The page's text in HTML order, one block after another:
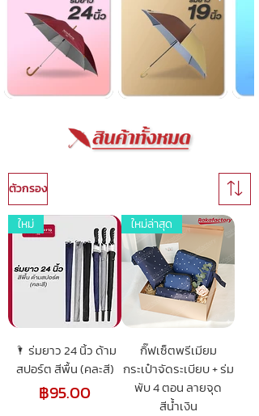
ตัวกรอง
ใหม่
🌂 ร่มยาว 24 นิ้ว ด้าม
สปอร์ต สีพื้น (คละสี)
ราคา
฿95.00
ใหม่ล่าสุด
กิ๊ฟเซ็ตพรีเมียม
กระเป๋าจัดระเบียบ + ร่ม
พับ 4 ตอน ลายจุด
สีน้ำเงิน